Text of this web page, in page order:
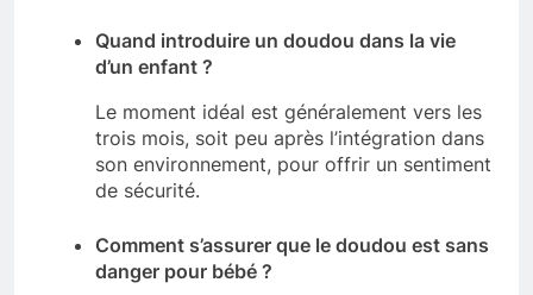
Quand introduire un doudou dans la vie
d’un enfant ?
Le moment idéal est généralement vers les
trois mois, soit peu après l’intégration dans
son environnement, pour offrir un sentiment
de sécurité.
Comment s’assurer que le doudou est sans
danger pour bébé ?